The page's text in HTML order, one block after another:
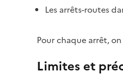
Les arrêts-routes
Pour chaque arrêt,
Limites et